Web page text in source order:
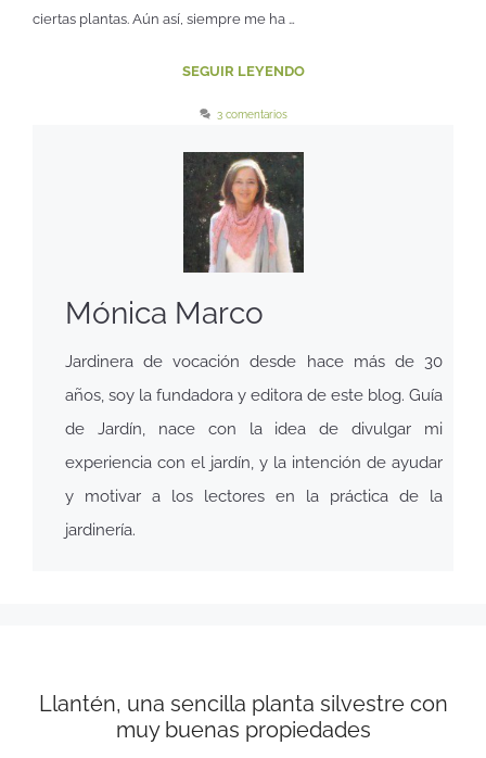
ciertas plantas. Aún así, siempre me ha …
SEGUIR LEYENDO
3 comentarios
Mónica Marco
Jardinera de vocación desde hace más de 30
años, soy la fundadora y editora de este blog. Guía
de Jardín, nace con la idea de divulgar mi
experiencia con el jardín, y la intención de ayudar
y motivar a los lectores en la práctica de la
jardinería.
Llantén, una sencilla planta silvestre con
muy buenas propiedades